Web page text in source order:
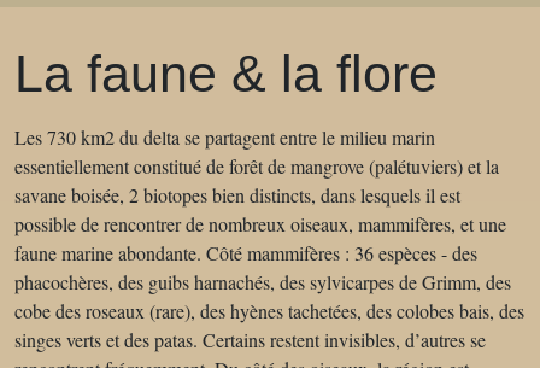
La faune & la flore
Les 730 km2 du delta se partagent entre le milieu marin
essentiellement constitué de forêt de mangrove (palétuviers) et la
savane boisée, 2 biotopes bien distincts, dans lesquels il est
possible de rencontrer de nombreux oiseaux, mammifères, et une
faune marine abondante. Côté mammifères : 36 espèces - des
phacochères, des guibs harnachés, des sylvicarpes de Grimm, des
cobe des roseaux (rare), des hyènes tachetées, des colobes bais, des
singes verts et des patas. Certains restent invisibles, d’autres se